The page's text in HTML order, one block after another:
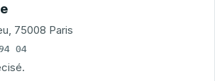
75008 Paris
04